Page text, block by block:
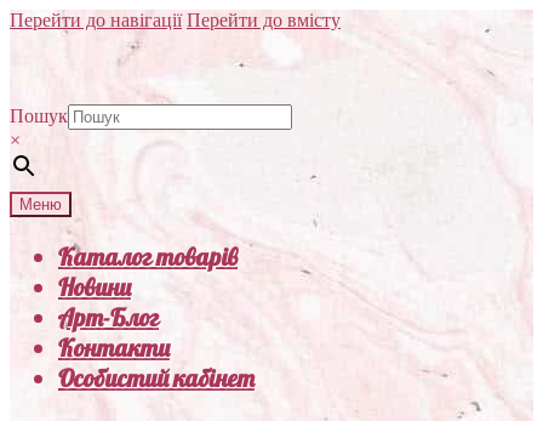
Перейти до навігації Перейти до вмісту
Пошук
×
Меню
Каталог товарів
Новини
Арт-Блог
Контакти
Особистий кабінет